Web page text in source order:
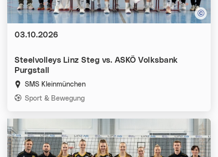
Steelvolleys Linz Steg vs. ASKÖ Volksbank
Purgstall
SMS Kleinmünchen
Kategorien:
Sport & Bewegung
Datum:
03.10.2026